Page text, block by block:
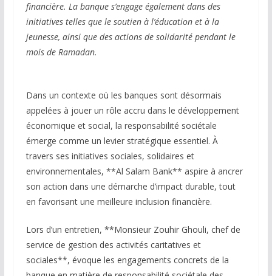
financière. La banque s’engage également dans des
initiatives telles que le soutien à l’éducation et à la
jeunesse, ainsi que des actions de solidarité pendant le
mois de Ramadan.
Dans un contexte où les banques sont désormais
appelées à jouer un rôle accru dans le développement
économique et social, la responsabilité sociétale
émerge comme un levier stratégique essentiel. À
travers ses initiatives sociales, solidaires et
environnementales, **Al Salam Bank** aspire à ancrer
son action dans une démarche d’impact durable, tout
en favorisant une meilleure inclusion financière.
Lors d’un entretien, **Monsieur Zouhir Ghouli, chef de
service de gestion des activités caritatives et
sociales**, évoque les engagements concrets de la